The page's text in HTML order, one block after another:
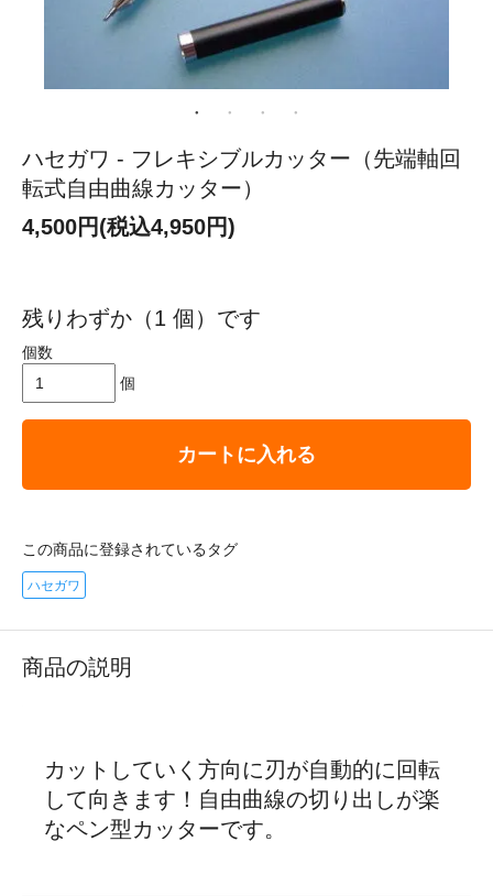
ハセガワ - フレキシブルカッター（先端軸回
転式自由曲線カッター）
4,500円(税込4,950円)
残りわずか（1 個）です
個数
個
カートに入れる
この商品に登録されているタグ
ハセガワ
商品の説明
カットしていく方向に刃が自動的に回転
して向きます！自由曲線の切り出しが楽
なペン型カッターです。